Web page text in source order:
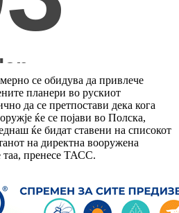
се обидува да привлече
планери во рускиот
да се претпостави дека кога
ќе се појави во Полска,
ќе бидат ставени на списокот
на директна вооружена
пренесе ТАСС.